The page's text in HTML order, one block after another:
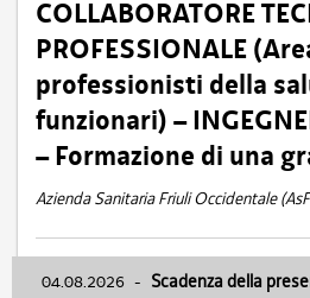
COLLABORATORE
PROFESSIONALE
professionisti della
funzionari) –
– Formazione di una
Azienda Sanitaria Friuli Occidentale
04.08.2026 - Scadenza della